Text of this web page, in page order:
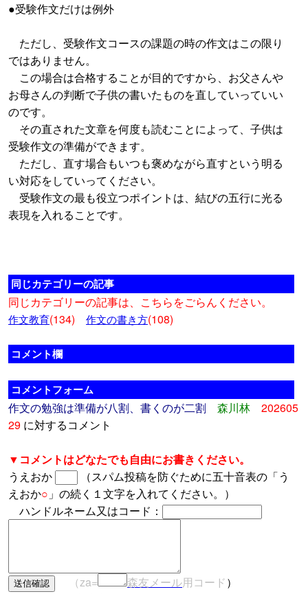
●受験作文だけは例外
ただし、受験作文コースの課題の時の作文はこの限り
ではありません。
この場合は合格することが目的ですから、お父さんや
お母さんの判断で子供の書いたものを直していっていい
のです。
その直された文章を何度も読むことによって、子供は
受験作文の準備ができます。
ただし、直す場合もいつも褒めながら直すという明る
い対応をしていってください。
受験作文の最も役立つポイントは、結びの五行に光る
表現を入れることです。
同じカテゴリーの記事
同じカテゴリーの記事は、こちらをごらんください。
作文教育(134) 作文の書き方(108)
コメント欄
コメントフォーム
作文の勉強は準備が八割、書くのが二割 森川林
202605
29 に対するコメント
▼コメントはどなたでも自由にお書きください。
うえおか
（スパム投稿を防ぐために五十音表の「う
えおか○ 」の続く１文字を入れてください。）
ハンドルネーム又はコード：
（za= 森友メール用コード）